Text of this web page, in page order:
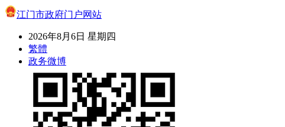
江门市政府门户网站
2026年8月6日 星期四
繁體
政务微博